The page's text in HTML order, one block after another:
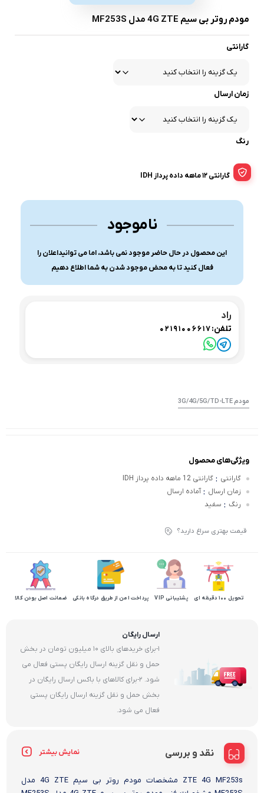
مودم روتر بی سیم 4G ZTE مدل MF253S
گارانتی
زمان ارسال
رنگ
گارانتی 12 ماهه داده پرداز IDH
ناموجود
این محصول در حال حاضر موجود نمی باشد، اما می توانیداعلان را
فعال کنید تا به محض موجود شدن به شما اطلاع دهیم
راد
تلفن:02191006617
مودم 3G/4G/5G/TD-LTE
ویژگی‌های محصول
گارانتی : گارانتی 12 ماهه داده پرداز IDH
زمان ارسال : آماده ارسال
رنگ : سفید
قیمت بهتری سراغ دارید؟
تحویل 100 دقیقه ای پشتیبانی VIP پرداخت امن از طریق درگاه بانکی ضمانت اصل بودن کالا
ارسال رایگان
1-برای خریدهای بالای 10 میلیون تومان در بخش
حمل و نقل گزینه ارسال رایگان پستی فعال می
شود. 2-برای کالاهای با باکس ارسال رایگان در
بخش حمل و نقل گزینه ارسال رایگان پستی
فعال می شود.
نقد و بررسی نمایش بیشتر
ZTE 4G MF253s مشخصات مودم روتر بی سیم 4G ZTE مدل